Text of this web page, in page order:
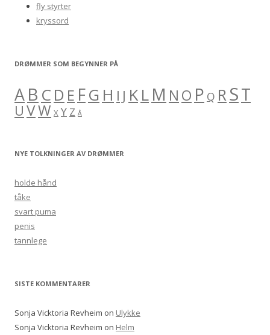
:
fly styrter
kryssord
DRØMMER SOM BEGYNNER PÅ
AB C D E FG H I J KLM N O P Q RST
U VW X Y Z Å
NYE TOLKNINGER AV DRØMMER
holde hånd
tåke
svart puma
penis
tannlege
SISTE KOMMENTARER
Sonja Vicktoria Revheim on Ulykke
Sonja Vicktoria Revheim on Helm